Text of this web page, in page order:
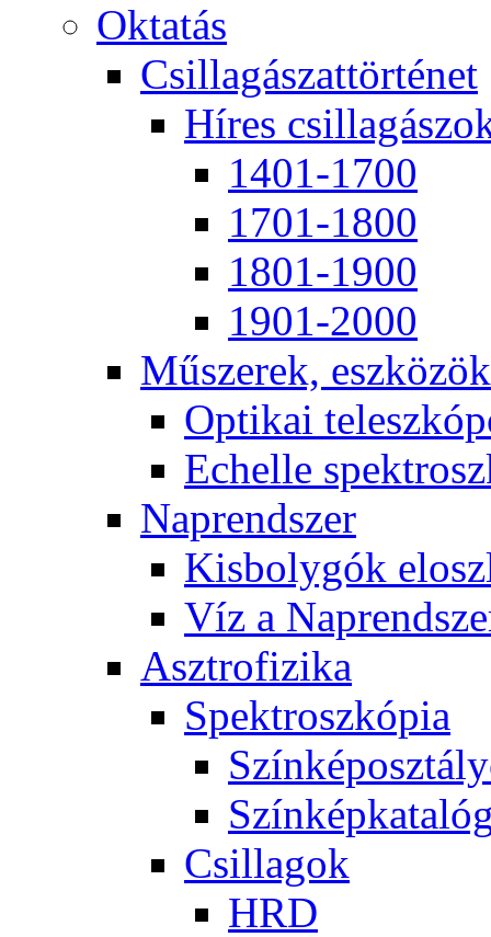
Ok­ta­tás
Csil­la­gá­szat­tör­té­net
Hí­res
1401-1700
1701-1800
1801-1900
1901-2000
Mű­sze­rek, esz­kö­zök
Op­ti­kai
Echel­le
Nap­rend­szer
Kis­boly­gók
Víz a
Aszt­ro­fi­zi­ka
Spekt­rosz­kó­pia
Csil­la­gok
HRD